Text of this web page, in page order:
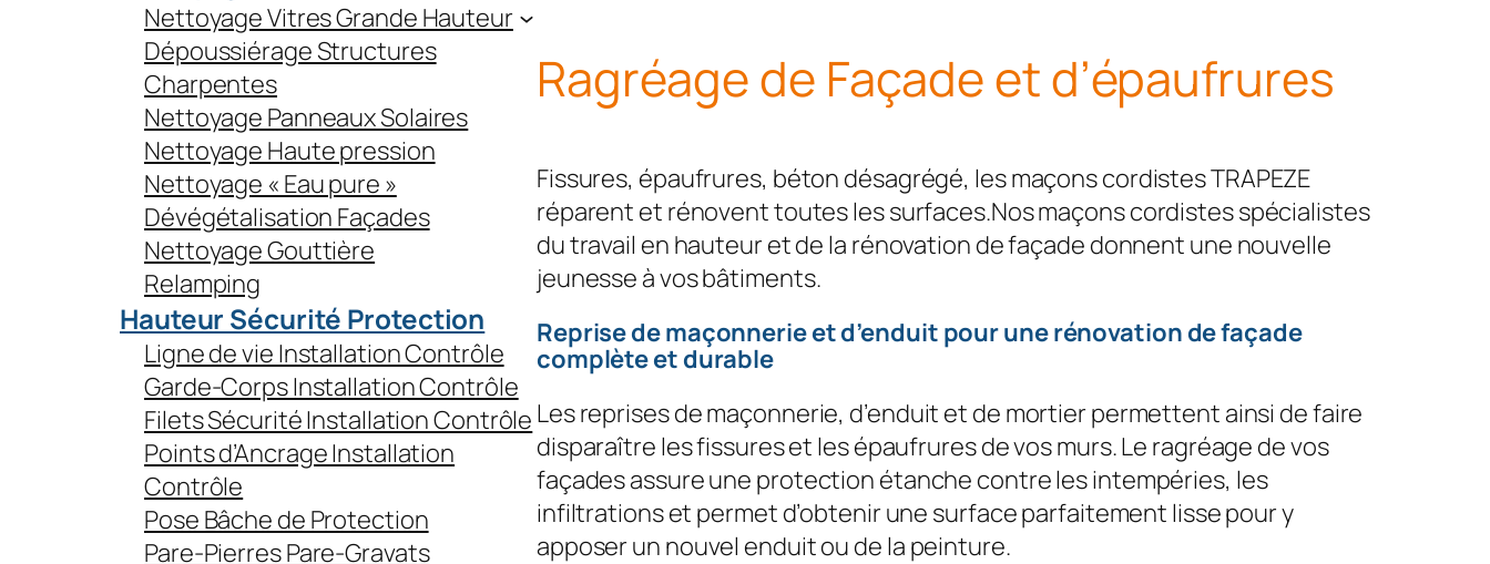
Nettoyage Vitres Grande Hauteur
Dépoussiérage Structures
Charpentes
Nettoyage Panneaux Solaires
Nettoyage Haute pression
Nettoyage « Eau pure »
Dévégétalisation Façades
Nettoyage Gouttière
Relamping
Hauteur Sécurité Protection
Ligne de vie Installation Contrôle
Garde-Corps Installation Contrôle
Filets Sécurité Installation Contrôle
Points d’Ancrage Installation
Contrôle
Pose Bâche de Protection
Pare-Pierres Pare-Gravats
Ragréage de Façade et d’épaufrures
Fissures, épaufrures, béton désagrégé, les maçons cordistes TRAPEZE
réparent et rénovent toutes les surfaces.Nos maçons cordistes spécialistes
du travail en hauteur et de la rénovation de façade donnent une nouvelle
jeunesse à vos bâtiments.
Reprise de maçonnerie et d’enduit pour une rénovation de façade
complète et durable
Les reprises de maçonnerie, d’enduit et de mortier permettent ainsi de faire
disparaître les fissures et les épaufrures de vos murs. Le ragréage de vos
façades assure une protection étanche contre les intempéries, les
infiltrations et permet d’obtenir une surface parfaitement lisse pour y
apposer un nouvel enduit ou de la peinture.